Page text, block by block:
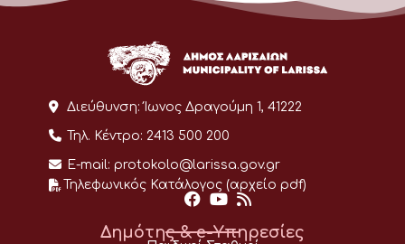
Διεύθυνση: Ίωνος Δραγούμη 1, 41222
Τηλ. Κέντρο: 2413 500 200
E-mail: protokolo@larissa.gov.gr
Τηλεφωνικός Κατάλογος (αρχείο pdf)
Δημότης & e-Υπηρεσίες